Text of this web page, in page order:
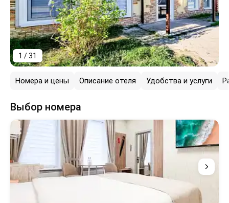
1 / 31
Номера и цены Описание отеля Удобства и услуги
Выбор номера